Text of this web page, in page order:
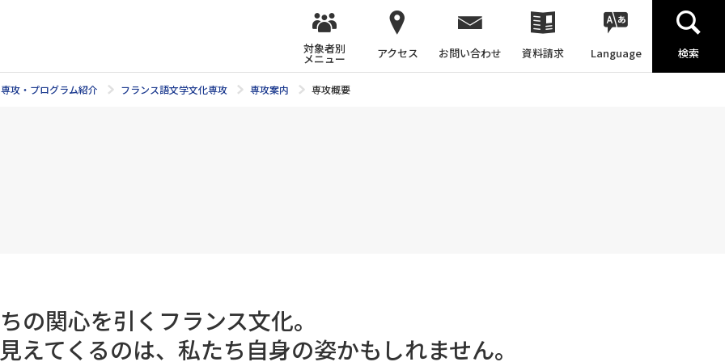
対象者別
メニュー アクセス お問い合わせ 資料請求 Language 検索
専攻・プログラム紹介 フランス語文学文化専攻 専攻案内 専攻概要
の関心を引くフランス文化。
えてくるのは、私たち自身の姿かもしれません。